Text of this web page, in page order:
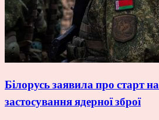
Білорусь заявила про старт
застосування ядерної зброї